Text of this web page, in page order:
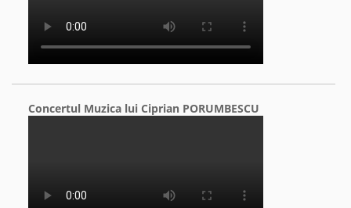
Concertul Muzica lui Ciprian PORUMBESCU